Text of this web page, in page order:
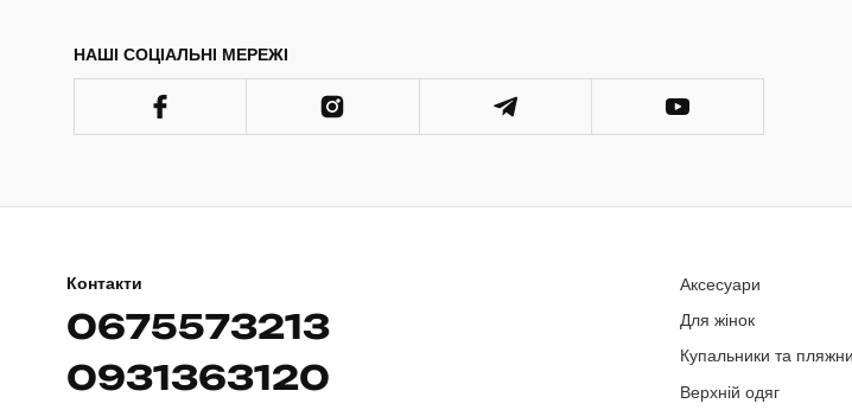
НАШІ СОЦІАЛЬНІ МЕРЕЖІ
Контакти
0675573213
0931363120
Аксесуари
Для жінок
Купальники та
Верхній одяг